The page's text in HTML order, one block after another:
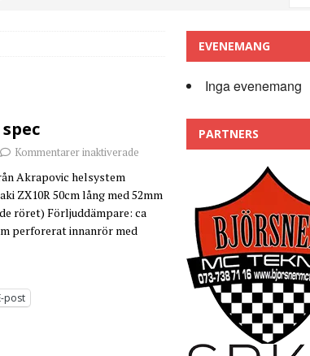
Kommentarer inaktiverade
Akrapovic helsystem
ZX10R 50cm lång med 52mm
röret) Förljuddämpare: ca
perforerat innanrör med
post
EVENEMANG
Inga evenemang
PARTNERS